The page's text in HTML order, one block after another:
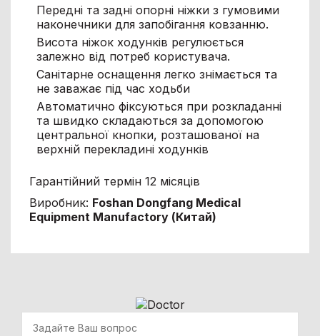
Передні та задні опорні ніжки з гумовими
наконечники для запобігання ковзанню.
Висота ніжок ходунків регулюється
залежно від потреб користувача.
Санітарне оснащення легко знімається та
не заважає під час ходьби
Автоматично фіксуються при розкладанні
та швидко складаються за допомогою
центральної кнопки, розташованої на
верхній перекладині ходунків
Гарантійний термін 12 місяців
Виробник: Foshan Dongfang Medical
Equipment Manufactory (Китай)